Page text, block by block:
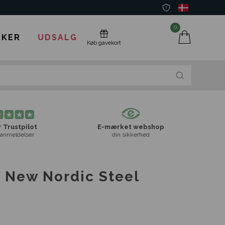
UDSALG
0
Køb gavekort
Trustpilot E-mærket webshop
din sikkerhed
New Nordic Steel